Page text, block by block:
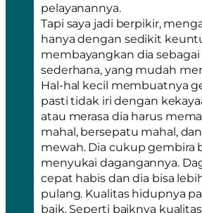
pelayanannya.
Tapi saya jadi berpikir,
hanya dengan sedikit
membayangkan dia
sederhana, yang mudah
Hal-hal kecil membuatnya
pasti tidak iri dengan
atau merasa dia harus
mahal, bersepatu mahal,
mewah. Dia cukup gembira
menyukai dagangannya.
cepat habis dan dia bisa
pulang. Kualitas hidupnya
baik. Seperti baiknya